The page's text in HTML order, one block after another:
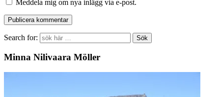
Meddela mig om nya inlägg via e-post.
Search for:
Minna Nilivaara Möller